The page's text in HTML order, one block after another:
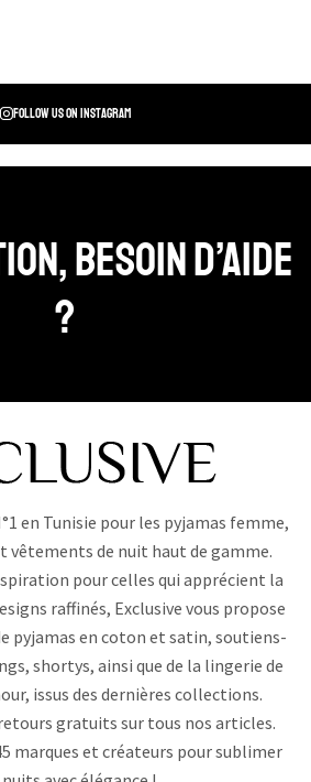
Follow us on instagram
Besoin d’aide
?
en Tunisie pour les pyjamas femme,
vêtements de nuit haut de gamme.
pour celles qui apprécient la
raffinés, Exclusive vous propose
pyjamas en coton et satin, soutiens-
shortys, ainsi que de la lingerie de
issus des dernières collections.
gratuits sur tous nos articles.
marques et créateurs pour sublimer